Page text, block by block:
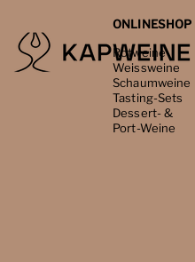
ONLINESHOP
Rotweine
Weissweine
Schaumweine
Tasting-Sets
Dessert- &
Port-Weine